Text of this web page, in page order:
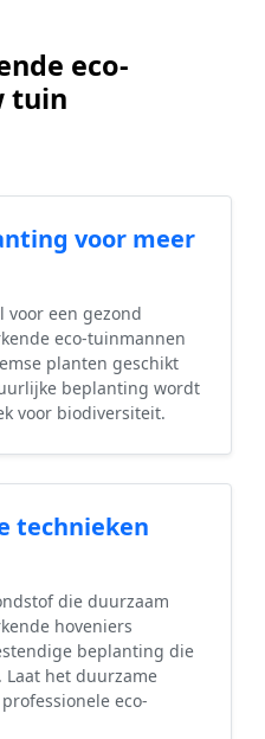
eco-
tuin
voor meer
voor een gezond
eco-tuinmannen
planten geschikt
beplanting wordt
voor biodiversiteit.
technieken
die duurzaam
hoveniers
beplanting die
het duurzame
eco-